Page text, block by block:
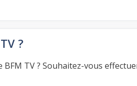
?
TV ? Souhaitez-vous